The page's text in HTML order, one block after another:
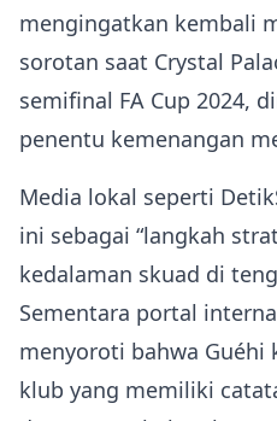
mengingatkan kembali
sorotan saat Crystal
semifinal FA Cup 2024,
penentu kemenangan
Media lokal seperti
ini sebagai “langkah
kedalaman skuad di
Sementara portal
menyoroti bahwa Guéhi
klub yang memiliki